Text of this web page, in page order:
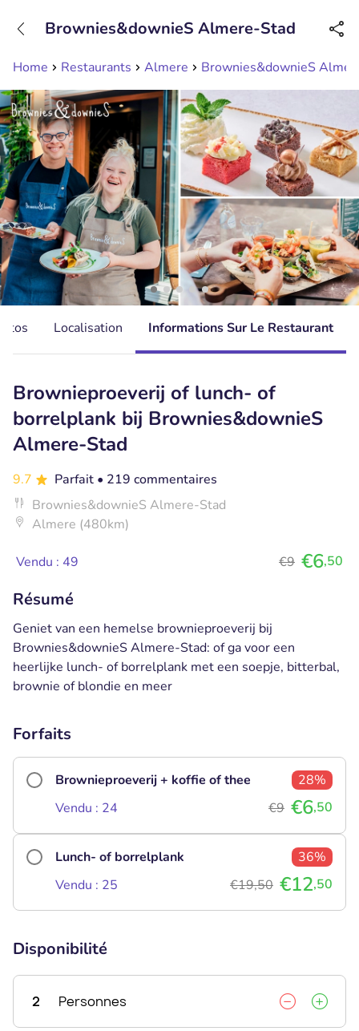
Disponible jusqu'à 23:00 heures
Home Restaurants Almere Brownies&downieS
Brownies&downieS Almere-Stad
Localisation Informations Sur Le Restaurant
Brownieproeverij of lunch- of
borrelplank bij Brownies&downieS
Almere-Stad
9.7 Parfait • 219 commentaires
Brownies&downieS Almere-Stad
Almere (480km)
Vendu : 49 €9 €6,50
Résumé
Geniet van een hemelse brownieproeverij bij
Brownies&downieS Almere-Stad: of ga voor een
heerlijke lunch- of borrelplank met een soepje, bitterbal,
brownie of blondie en meer
Forfaits
Brownieproeverij + koffie of thee
28%
Vendu : 24
€9 €6,50
Lunch- of borrelplank
36%
Vendu : 25
€19,50 €12,50
Disponibilité
2 Personnes